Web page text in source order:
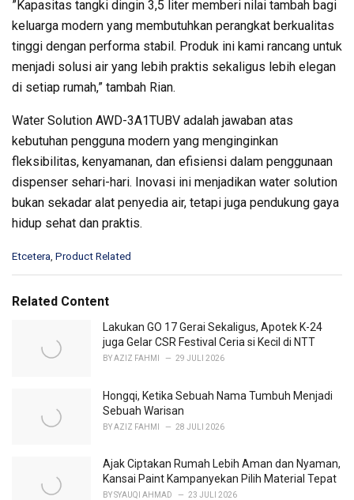
”Kapasitas tangki dingin 3,5 liter memberi nilai tambah bagi
keluarga modern yang membutuhkan perangkat berkualitas
tinggi dengan performa stabil. Produk ini kami rancang untuk
menjadi solusi air yang lebih praktis sekaligus lebih elegan
di setiap rumah,” tambah Rian.
Water Solution AWD-3A1TUBV adalah jawaban atas
kebutuhan pengguna modern yang menginginkan
fleksibilitas, kenyamanan, dan efisiensi dalam penggunaan
dispenser sehari-hari. Inovasi ini menjadikan water solution
bukan sekadar alat penyedia air, tetapi juga pendukung gaya
hidup sehat dan praktis.
C
e
Etcetera Product Related
Related Content
Lakukan GO 17 Gerai Sekaligus, Apotek K-24
juga Gelar CSR Festival Ceria si Kecil di NTT
BYAZIZ FAHMI 29 JULI 2026
Hongqi, Ketika Sebuah Nama Tumbuh Menjadi
Sebuah Warisan
BYAZIZ FAHMI 28 JULI 2026
Ajak Ciptakan Rumah Lebih Aman dan Nyaman,
Kansai Paint Kampanyekan Pilih Material Tepat
BYSYAUQI AHMAD 23 JULI 2026